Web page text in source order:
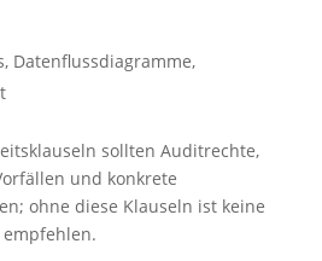
Datenflussdiagramme,
sollten Auditrechte,
und konkrete
ohne diese Klauseln ist keine